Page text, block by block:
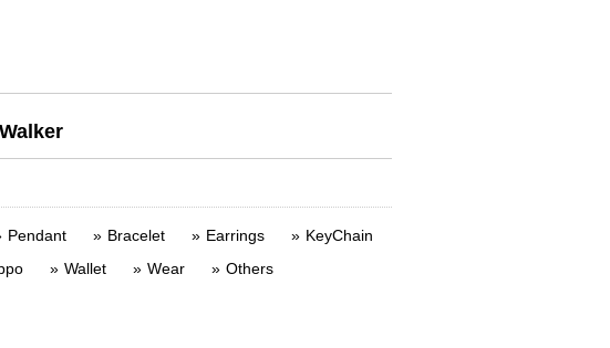
Pendant Bracelet Earrings
KeyChain
Wallet Wear Others